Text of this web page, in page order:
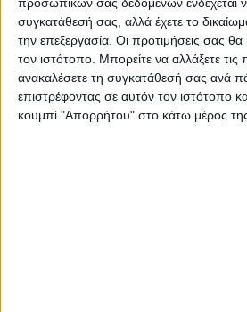
προσωπικών σας δεδομένων ενδέχεται
συγκατάθεσή σας, αλλά έχετε το
την επεξεργασία. Οι προτιμήσεις σας
τον ιστότοπο. Μπορείτε να αλλάξετε τις
ανακαλέσετε τη συγκατάθεσή σας ανά
επιστρέφοντας σε αυτόν τον ιστότοπο
κουμπί "Απορρήτου" στο κάτω μέρος της
ΚΑΛΟΓΕΡΟΙ - ΚΡΕΜΑΣΤΡΕΣ